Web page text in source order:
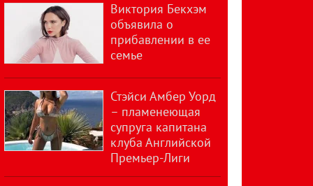
Виктория Бекхэм
объявила о
прибавлении в ее
семье
Стэйси Амбер Уорд
– пламенеющая
супруга капитана
клуба Английской
Премьер-Лиги